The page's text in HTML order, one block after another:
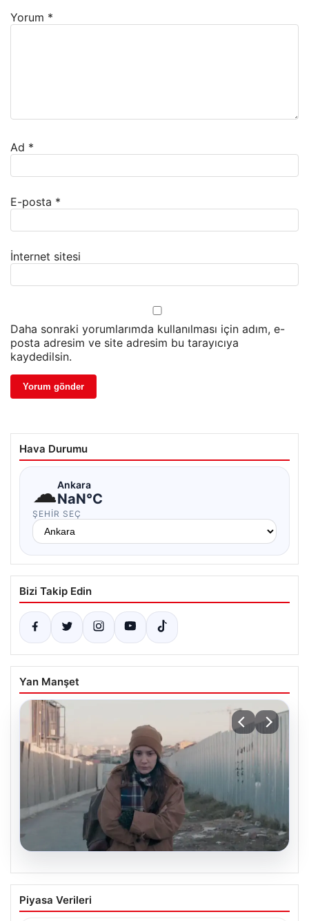
Yorum *
Ad *
E-posta *
İnternet sitesi
Daha sonraki yorumlarımda kullanılması için adım, e-
posta adresim ve site adresim bu tarayıcıya
kaydedilsin.
Hava Durumu
☁Ankara
NaN°C
ŞEHIR SEÇ
Bizi Takip Edin
Yan Manşet
05.08.2026
Türk sinemasında farklı bir imza: Ceylan
Özgün Özçelik’in en iyi filmleri
Piyasa Verileri